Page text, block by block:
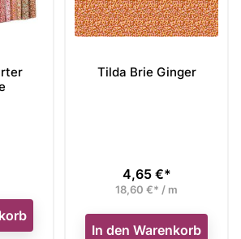
Tilda Brie Ginger
Preis
4,65 €*
18,60 €* / m
In den Warenkorb